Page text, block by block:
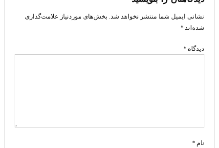
نشانی ایمیل شما منتشر نخواهد شد. بخش‌های موردنیاز علامت‌گذاری
شده‌اند*
دیدگاه *
نام *